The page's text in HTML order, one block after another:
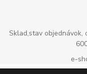
Sklad,stav objednávok,
e-